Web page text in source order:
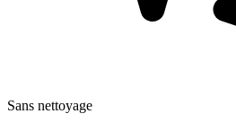
Sans nettoyage